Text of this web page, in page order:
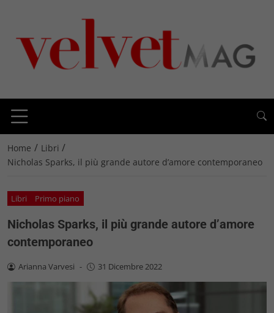
Home / Libri /
Nicholas Sparks, il più grande autore d’amore contemporaneo
Libri Primo piano
Nicholas Sparks, il più grande autore d’amore
contemporaneo
Arianna Varvesi - 31 Dicembre 2022